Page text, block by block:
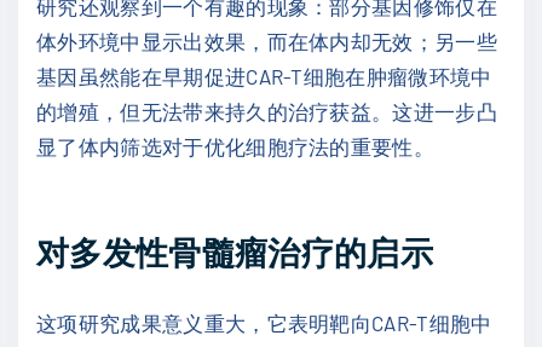
研究还观察到一个有趣的现象：部分基因修饰仅在
体外环境中显示出效果，而在体内却无效；另一些
基因虽然能在早期促进CAR-T细胞在肿瘤微环境中
的增殖，但无法带来持久的治疗获益。这进一步凸
显了体内筛选对于优化细胞疗法的重要性。
对多发性骨髓瘤治疗的启示
这项研究成果意义重大，它表明靶向CAR-T细胞中